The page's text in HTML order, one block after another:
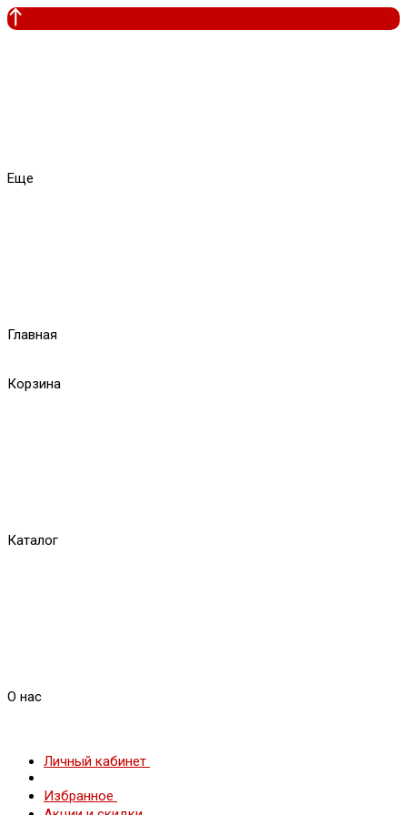
Еще
Главная
Корзина
Каталог
О нас
Личный кабинет
Избранное